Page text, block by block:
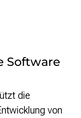
Software
die
von